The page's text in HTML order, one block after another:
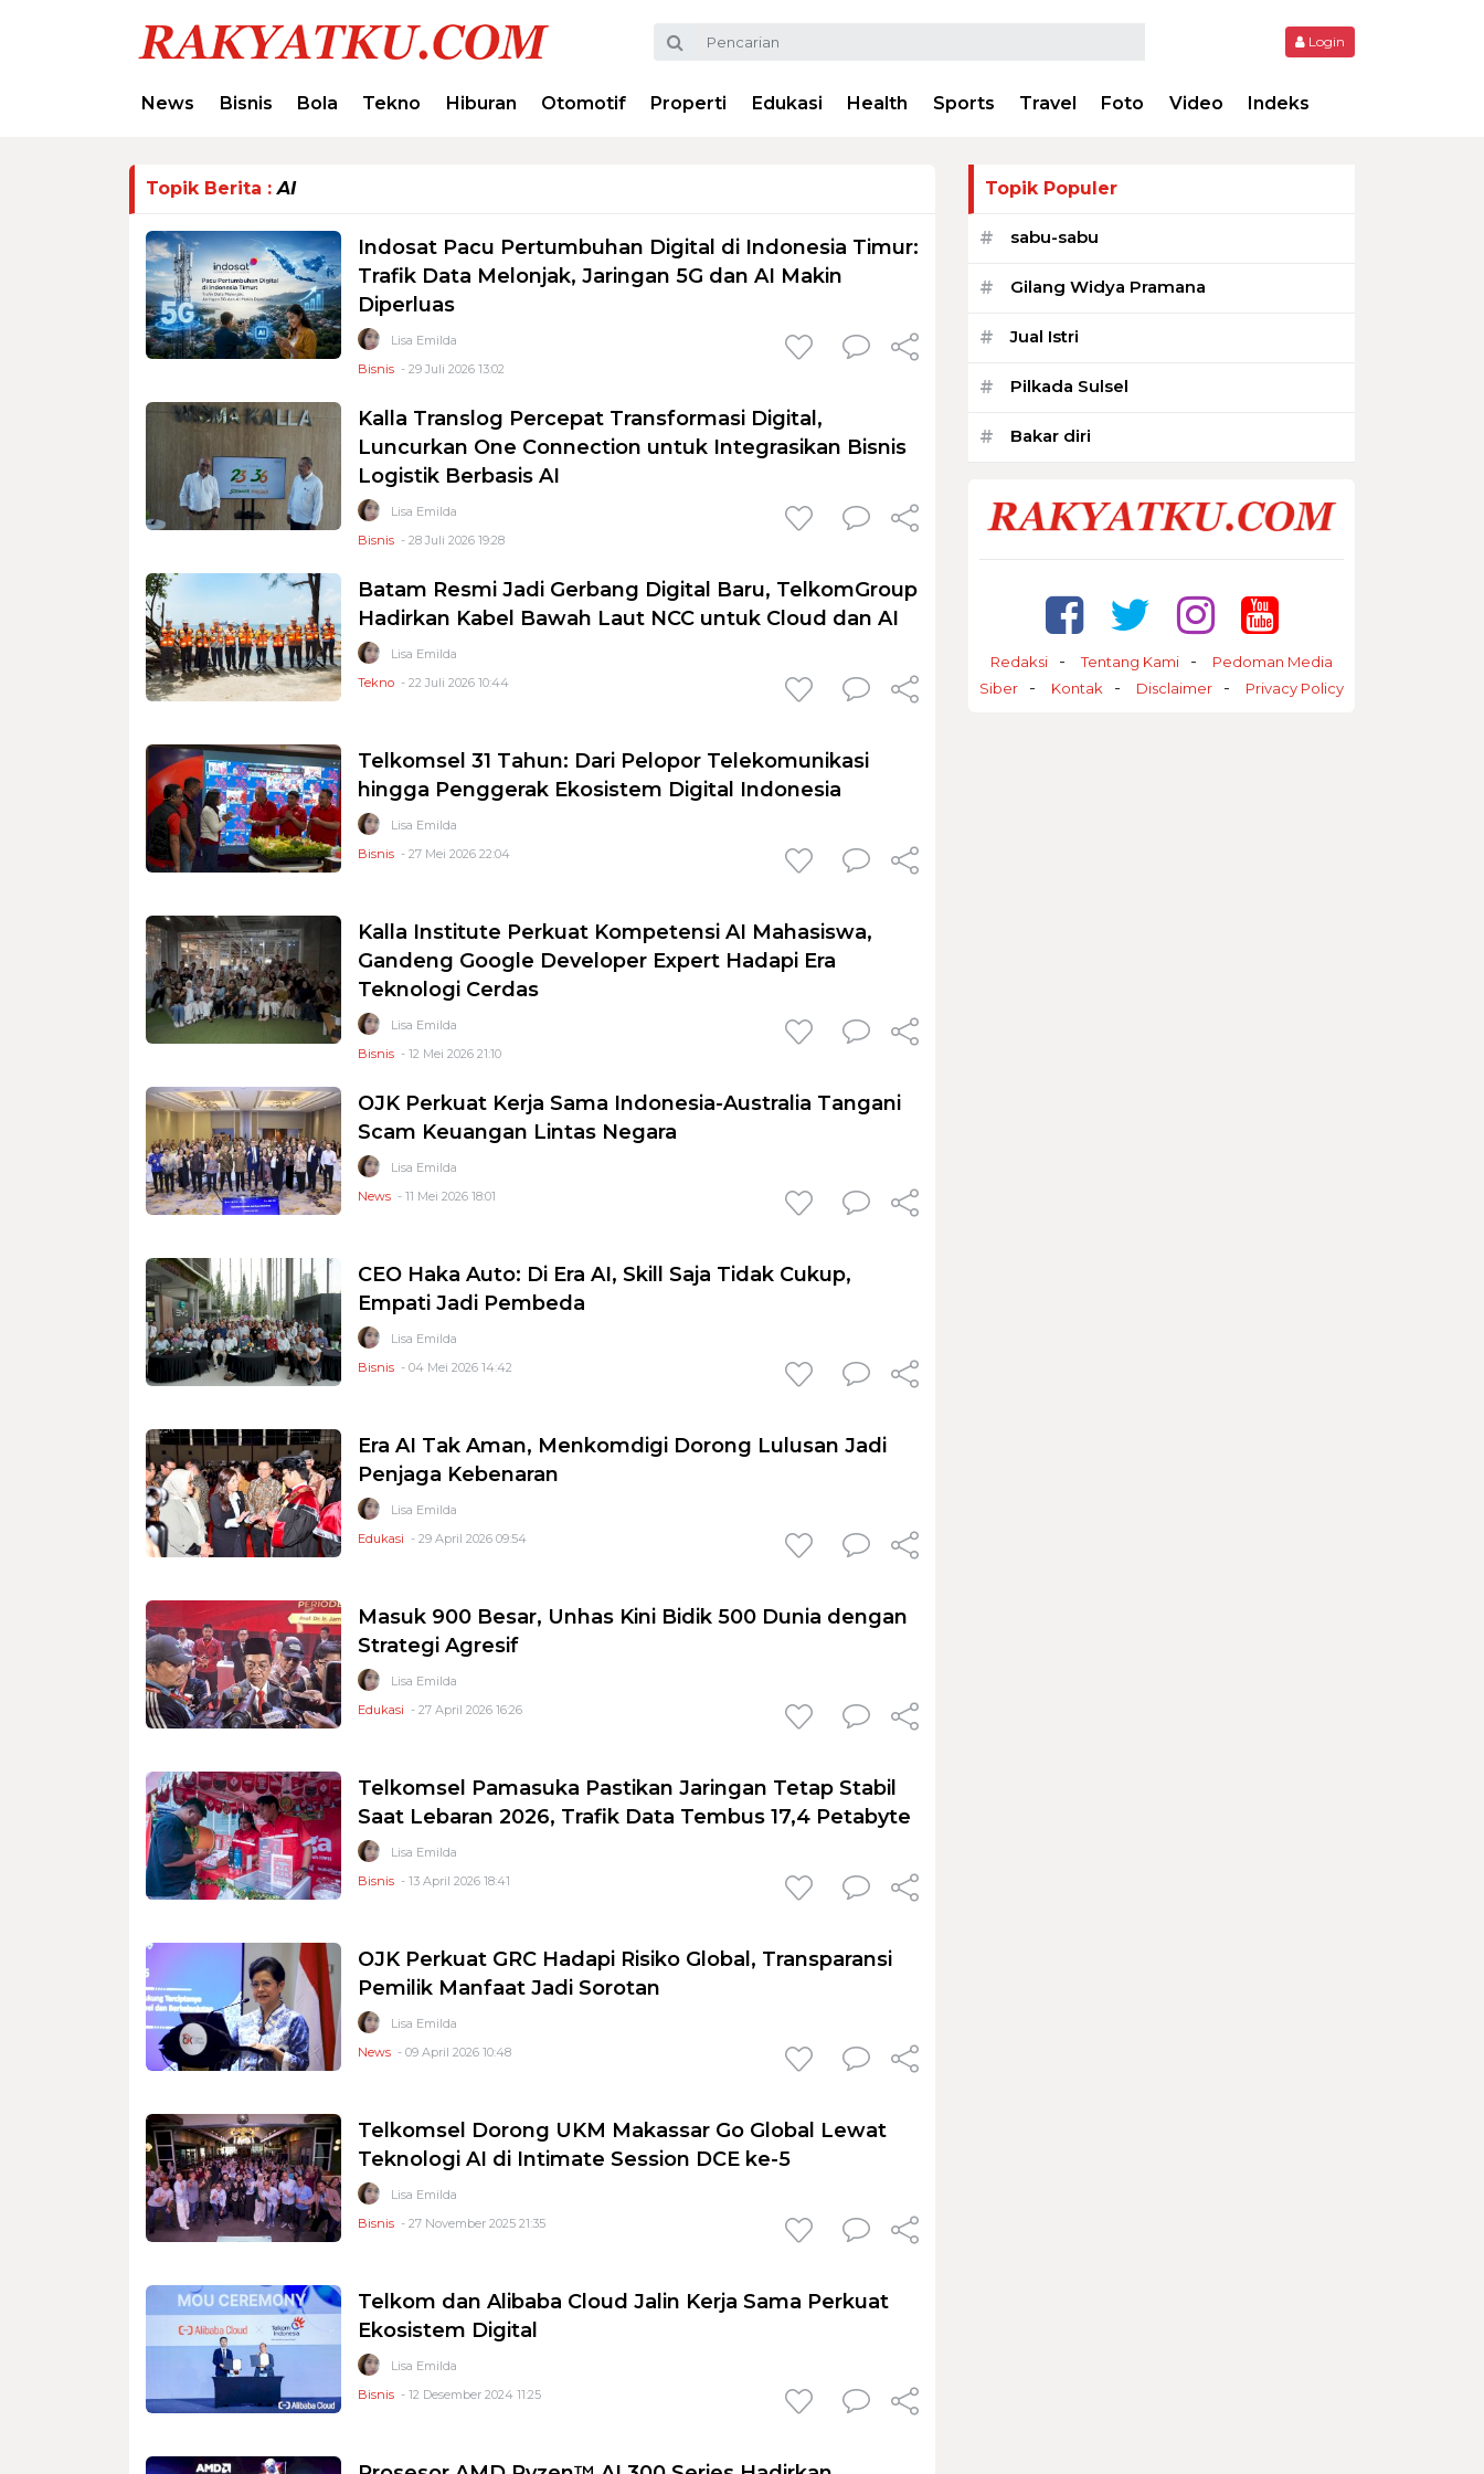
Login
News Bisnis Bola Tekno Hiburan Otomotif Properti Edukasi Health Sports Travel Foto Video Indeks
Topik Berita :AI
Indosat Pacu Pertumbuhan Digital di Indonesia Timur:
Trafik Data Melonjak, Jaringan 5G dan AI Makin
Diperluas
Lisa Emilda
Bisnis - 29 Juli 2026 13:02
Kalla Translog Percepat Transformasi Digital,
Luncurkan One Connection untuk Integrasikan Bisnis
Logistik Berbasis AI
Lisa Emilda
Bisnis - 28 Juli 2026 19:28
Batam Resmi Jadi Gerbang Digital Baru, TelkomGroup
Hadirkan Kabel Bawah Laut NCC untuk Cloud dan AI
Lisa Emilda
Tekno - 22 Juli 2026 10:44
Telkomsel 31 Tahun: Dari Pelopor Telekomunikasi
hingga Penggerak Ekosistem Digital Indonesia
Lisa Emilda
Bisnis - 27 Mei 2026 22:04
Kalla Institute Perkuat Kompetensi AI Mahasiswa,
Gandeng Google Developer Expert Hadapi Era
Teknologi Cerdas
Lisa Emilda
Bisnis - 12 Mei 2026 21:10
OJK Perkuat Kerja Sama Indonesia-Australia Tangani
Scam Keuangan Lintas Negara
Lisa Emilda
News - 11 Mei 2026 18:01
CEO Haka Auto: Di Era AI, Skill Saja Tidak Cukup,
Empati Jadi Pembeda
Lisa Emilda
Bisnis - 04 Mei 2026 14:42
Era AI Tak Aman, Menkomdigi Dorong Lulusan Jadi
Penjaga Kebenaran
Lisa Emilda
Edukasi - 29 April 2026 09:54
Masuk 900 Besar, Unhas Kini Bidik 500 Dunia dengan
Strategi Agresif
Lisa Emilda
Edukasi - 27 April 2026 16:26
Telkomsel Pamasuka Pastikan Jaringan Tetap Stabil
Saat Lebaran 2026, Trafik Data Tembus 17,4 Petabyte
Lisa Emilda
Bisnis - 13 April 2026 18:41
OJK Perkuat GRC Hadapi Risiko Global, Transparansi
Pemilik Manfaat Jadi Sorotan
Lisa Emilda
News - 09 April 2026 10:48
Telkomsel Dorong UKM Makassar Go Global Lewat
Teknologi AI di Intimate Session DCE ke-5
Lisa Emilda
Bisnis - 27 November 2025 21:35
Telkom dan Alibaba Cloud Jalin Kerja Sama Perkuat
Ekosistem Digital
Lisa Emilda
Bisnis - 12 Desember 2024 11:25
Topik Populer
# sabu-sabu
# Gilang Widya Pramana
# Jual Istri
# Pilkada Sulsel
# Bakar diri
Redaksi Tentang Kami
Pedoman Media
Siber
Kontak Disclaimer Privacy Policy